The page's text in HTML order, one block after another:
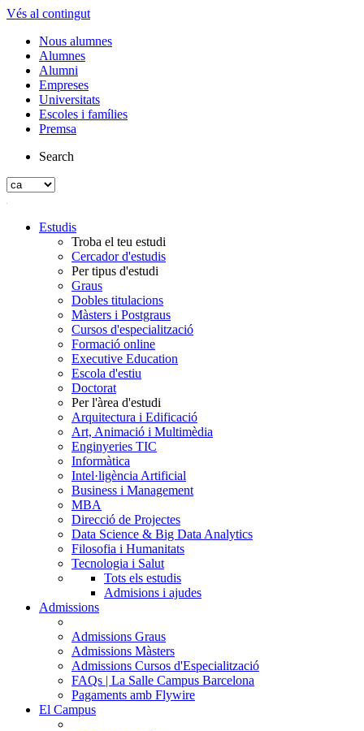
Vés al contingut
Nous alumnes
Alumnes
Alumni
Empreses
Universitats
Escoles i famílies
Premsa
Search
Estudis
Troba el teu estudi
Cercador d'estudis
Per tipus d'estudi
Graus
Dobles titulacions
Màsters i Postgraus
Cursos d'especialització
Formació online
Executive Education
Escola d'estiu
Doctorat
Per l'àrea d'estudi
Arquitectura i Edificació
Art, Animació i Multimèdia
Enginyeries TIC
Informàtica
Intel·ligència Artificial
Business i Management
MBA
Direcció de Projectes
Data Science & Big Data Analytics
Filosofia i Humanitats
Tecnologia i Salut
Tots els estudis
Admisions i ajudes
Admissions
Admissions Graus
Admissions Màsters
Admissions Cursos d'Especialització
FAQs | La Salle Campus Barcelona
Pagaments amb Flywire
El Campus